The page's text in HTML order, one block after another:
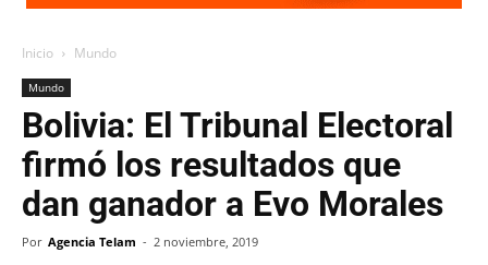
Inicio Mundo
Mundo
Bolivia: El Tribunal Electoral
firmó los resultados que
dan ganador a Evo Morales
Por Agencia Telam - 2 noviembre, 2019